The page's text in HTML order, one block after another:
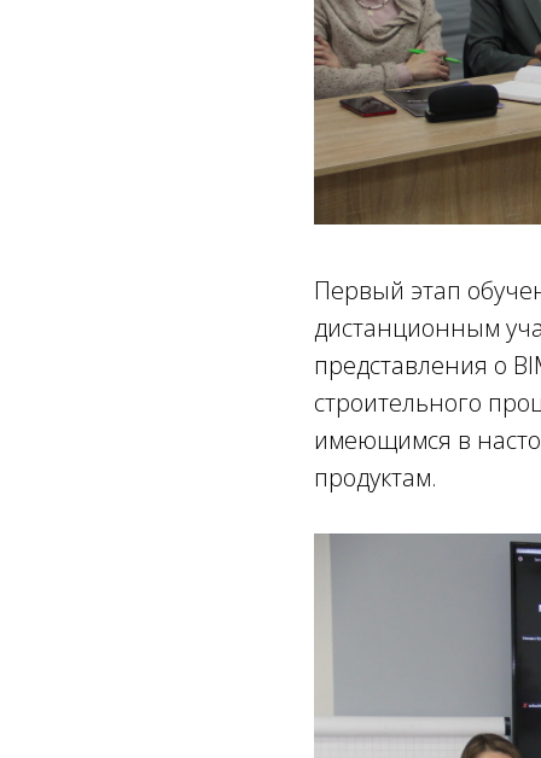
Первый этап
дистанционным
представления о
строительного
имеющимся в
продуктам.